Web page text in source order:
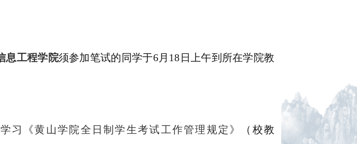
息工程学院须参加笔试的同学于6月 18 日 上午到所在学院教
习《黄山学院全日制学生考试工作管理规定》
（校教